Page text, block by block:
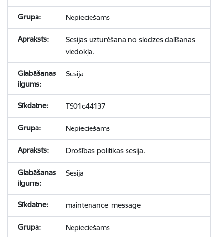
Nepieciešams
Sesijas uzturēšana no slodzes dalīšanas
viedokļa.
Sesija
TS01c44137
Nepieciešams
Drošības politikas sesija.
Sesija
maintenance_message
Nepieciešams